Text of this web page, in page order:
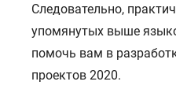
Следовательно,
упомянутых выше
помочь вам в
проектов 2020.